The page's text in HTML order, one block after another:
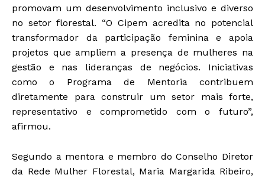
promovam um desenvolvimento inclusivo e diverso
no setor florestal. “O Cipem acredita no potencial
transformador da participação feminina e apoia
projetos que ampliem a presença de mulheres na
gestão e nas lideranças de negócios. Iniciativas
como o Programa de Mentoria contribuem
diretamente para construir um setor mais forte,
representativo e comprometido com o futuro”,
afirmou.
Segundo a mentora e membro do Conselho Diretor
da Rede Mulher Florestal, Maria Margarida Ribeiro,